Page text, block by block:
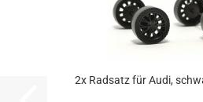
2x Radsatz für Audi,